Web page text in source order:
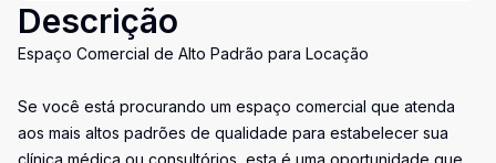
Descrição
Espaço Comercial de Alto Padrão para Locação
Se você está procurando um espaço comercial que atenda
aos mais altos padrões de qualidade para estabelecer sua
clínica médica ou consultórios, esta é uma oportunidade que